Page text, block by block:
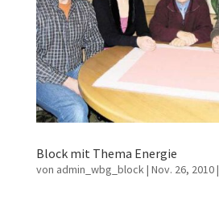
Block mit Thema Energie
von admin_wbg_block| Nov. 26, 2010|